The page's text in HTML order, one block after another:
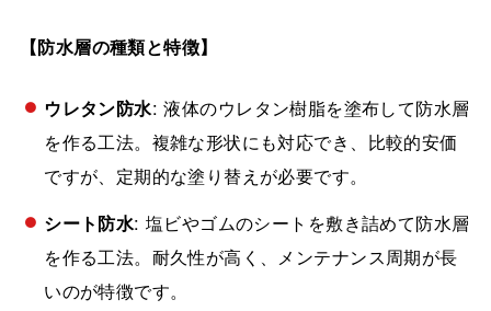
【防水層の種類と特徴】
ウレタン防水: 液体のウレタン樹脂を塗布して防水層
を作る工法。複雑な形状にも対応でき、比較的安価
ですが、定期的な塗り替えが必要です。
シート防水: 塩ビやゴムのシートを敷き詰めて防水層
を作る工法。耐久性が高く、メンテナンス周期が長
いのが特徴です。